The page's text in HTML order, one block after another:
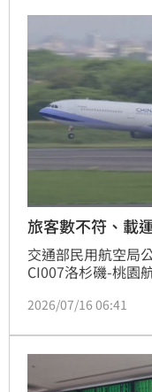
旅客數不符、載
交通部民用航空局
CI007洛杉磯-桃園
罰新台幣13萬元。
2026/07/16 06:41